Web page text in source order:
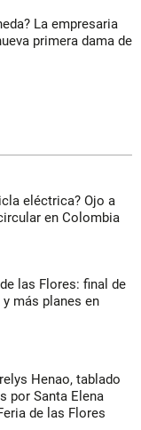
La empresaria
primera dama de
eléctrica? Ojo a
en Colombia
las Flores: final de
más planes en
Henao, tablado
por Santa Elena
de las Flores